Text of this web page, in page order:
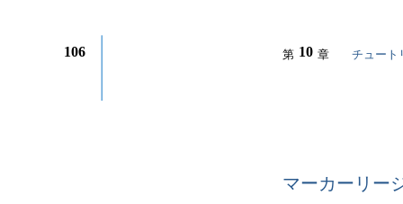
106 第 10 章 チュート
マーカーリー